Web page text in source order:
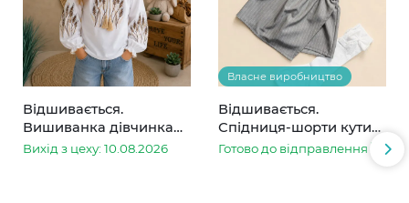
Відшивається.
Вишиванка дівчинка
колоски
Вихід з цеху: 10.08.2026
Власне виробництво
Відшивається.
Спідниця-шорти кутик
сіра в смужку
Готово до відправлення